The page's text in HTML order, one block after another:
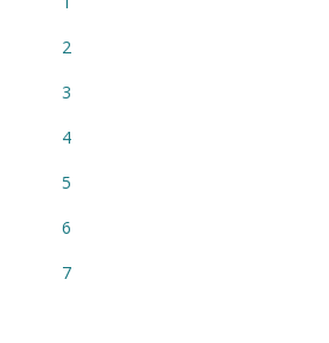
2
3
4
5
6
7